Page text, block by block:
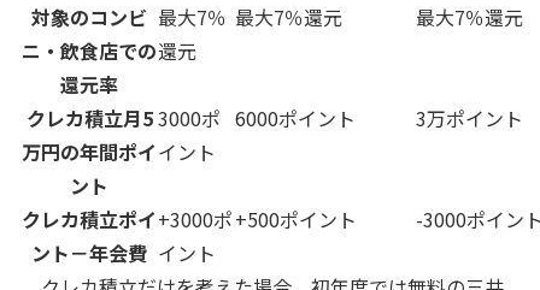
対象のコンビ
ニ・飲食店での
還元率
最大7％
還元
最大7％還元 最大7％還元
クレカ積立月5
万円の年間ポイ
ント
3000ポ
イント
6000ポイント 3万ポイント
クレカ積立ポイ
ント－年会費
+3000ポ
イント
+500ポイント -3000ポイン